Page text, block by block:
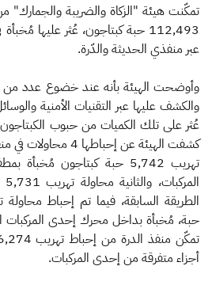
112,493 حبة كبتاجون، عُثر عليها
عبر منفذي الحديثة والدّرة.
وأوضحت الهيئة بأنه عند خضوع عدد من
والكشف عليها عبر التقنيات الأمنية
عُثر على تلك الكميات من حبوب
كشفت الهيئة عن
تهريب 5,742 حبة كبتاجون
حبة، مُخبأة بداخل محرك إحدى المركبات
أجزاء متفرقة من إحدى المركبات.